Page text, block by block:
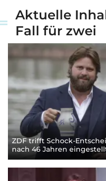
Aktuelle
Fall für zwei
ZDF trifft Schock-
nach 46 Jahren